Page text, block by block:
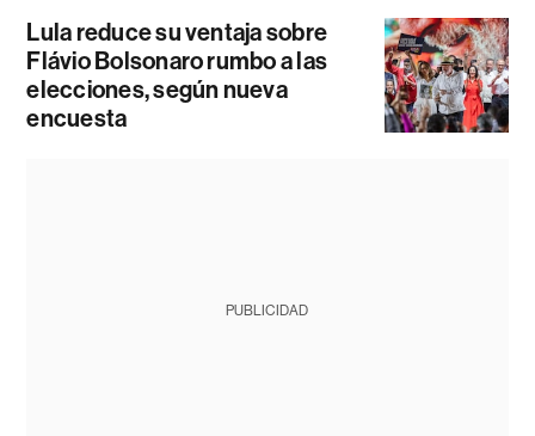
Lula reduce su ventaja sobre
Flávio Bolsonaro rumbo a las
elecciones, según nueva
encuesta
PUBLICIDAD